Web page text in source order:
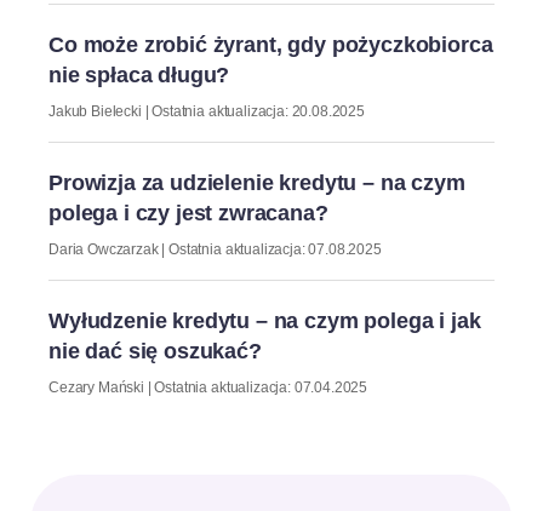
Co może zrobić żyrant, gdy pożyczkobiorca
nie spłaca długu?
Jakub Bielecki | Ostatnia aktualizacja: 20.08.2025
Prowizja za udzielenie kredytu – na czym
polega i czy jest zwracana?
Daria Owczarzak | Ostatnia aktualizacja: 07.08.2025
Wyłudzenie kredytu – na czym polega i jak
nie dać się oszukać?
Cezary Mański | Ostatnia aktualizacja: 07.04.2025